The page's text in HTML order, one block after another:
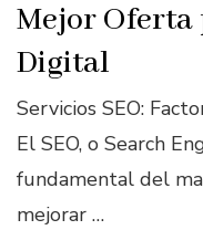
Mejor Oferta
Digital
Servicios SEO:
El SEO, o Search
fundamental del
mejorar …